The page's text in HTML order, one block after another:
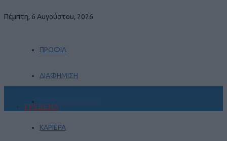
Πέμπτη, 6 Αυγούστου, 2026
ΠΡΟΦΙΛ
ΔΙΑΦΗΜΙΣΗ
ΚΑΡΙΕΡΑ
ΓΡΕΒΕΝΑ